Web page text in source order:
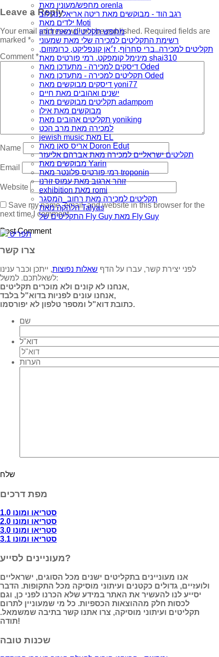
מחפש/מעונין מאת orenla
רגב הוד - מבוקשים מאת ריטה אריאל ינגילוב
ילדים מאת Moti
מחפש תקליטים מאת דורון
רשימת התקליטים למכירה שלי מאת שמעוני
תקליטים למכירה..ברי סחרוֹף, ז׳אן קונפליקט, כרומוזום,
מינימל קומפקט, רמי פורטיס מאת shai310
דיסקים למכירה - מתעדכן מאת Oded
תקליטים למכירה - מתעדכן מאת Oded
דיסקים מבוקשים מאת yoni77
ישנים ואהובים מאת חיים
תקליטים מבוקשים מאת adampom
מבוקשים מאת אילן
תקליטים אהובים מאת yoniking
למכירה מאת מרב הכט
jewish music מאת EL
אריס סאן מאת Doron Edut
תקליטים ישראליים למכירה מאת אברהם אליעזר
מבוקשים מאת Yarin
רמי פורטיס פלונטר מאת troponin
זוהר ארגוב מאת עמוס זורנו
exhibition מאת romi
תקליטים למכירה מאת רחוב_המסגר
הלהקה מאת Talyas
התקליטים של Fly Guy מאת Fly Guy
תפריט
Leave a Reply
Your email address will not be published. Required fields are
marked *
Comment*
Name
Email
Website
Save my name, email, and website in this browser for the
next time I comment.
צרו קשר
לפני יצירת קשר, עברו על הדף שאלות נפוצות, ייתכן וכבר ענינו
לשאלתכם. למשל:
אנחנו לא קונים ולא מוכרים תקליטים,
אנחנו עונים לפניות בדוא"ל בלבד,
כתובת דוא"ל ומספר טלפון לא יפורסמו.
שם
דוא"ל
הערות
מפת דרכים
סטריאו ומונו 1.0
סטריאו ומונו 2.0
סטריאו ומונו 3.0
סטריאו ומונו 3.1
מעוניינים לסייע?
אנו מעוניינים בתקליטים ישנים מכל הסוגים, ישראליים
ולועזיים, גדולים כקטנים ועיתוני מוסיקה מכל התקופות. הדבר
יסייע לנו להעשיר את האתר במידע שלא הכרנו לפני כן, וגם
לכסות חלק מההוצאות הכספיות. כל מי שמעוניין לתרום
תקליטים ועיתוני מוסיקה, צרו אתנו קשר בתיבה שמשמאל.
תודה!
שכנות טובה